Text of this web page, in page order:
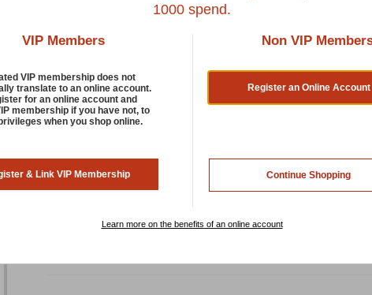
DOGS & CATS 125ml
ARISTOPET
HOME & GARDEN
125ml
SKU : ASP0AB466
1000 spend.
VIP Members Non VIP
VIP membership does not
translate to an online account.
for an online account and
membership if you have not, to
when you shop online.
Register an Online Account
& Link VIP Membership Continue Shopping
Learn more on the benefits of an online account